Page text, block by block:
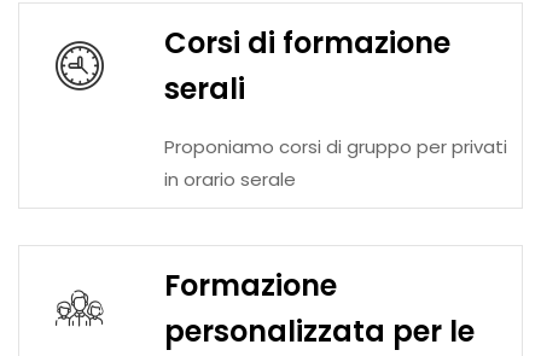
Corsi di formazione
serali
Proponiamo corsi di gruppo per privati
in orario serale
Formazione
personalizzata per le